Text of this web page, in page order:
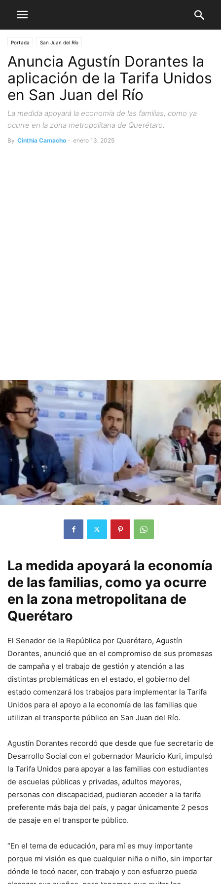
Portada San Juan del Río
Anuncia Agustín Dorantes la
aplicación de la Tarifa Unidos
en San Juan del Río
La medida apoyará la economía de las familias, como ya
ocurre en la zona metropolitana de Querétaro.
By Cinthia Camacho - enero 13, 2025
La medida apoyará la economía
de las familias, como ya ocurre
en la zona metropolitana de
Querétaro
El Senador de la República por Querétaro, Agustín
Dorantes, anunció que en el compromiso de sus promesas
de campaña y el trabajo de gestión y atención a las
distintas problemáticas en el estado, el gobierno del
estado comenzará los trabajos para implementar la Tarifa
Unidos para el apoyo a la economía de las familias que
utilizan el transporte público en San Juan del Río.
Agustín Dorantes recordó que desde que fue secretario de
Desarrollo Social con el gobernador Mauricio Kuri, impulsó
la Tarifa Unidos para apoyar a las familias con estudiantes
de escuelas públicas y privadas, adultos mayores,
personas con discapacidad, pudieran acceder a la tarifa
preferente más baja del país, y pagar únicamente 2 pesos
de pasaje en el transporte público.
“En el tema de educación, para mí es muy importante
porque mi visión es que cualquier niña o niño, sin importar
dónde le tocó nacer, con trabajo y con esfuerzo pueda